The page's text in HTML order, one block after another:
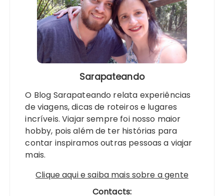
Sarapateando
O Blog Sarapateando relata experiências
de viagens, dicas de roteiros e lugares
incríveis. Viajar sempre foi nosso maior
hobby, pois além de ter histórias para
contar inspiramos outras pessoas a viajar
mais.
Clique aqui e saiba mais sobre a gente
Contacts: